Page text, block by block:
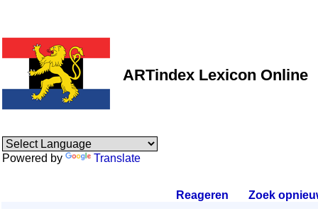
ARTindex Lexicon Online
Powered by Translate
Reageren Zoek